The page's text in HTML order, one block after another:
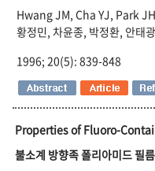
Hwang JM, Cha YJ, Park
황정민, 차윤종, 박정환, 안태
1996; 20(5): 839-848
Properties of Fluoro-
불소계 방향족 폴리아미드 필